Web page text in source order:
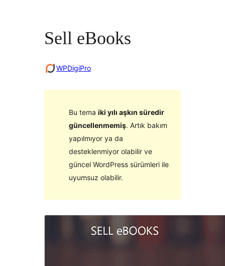
Sell eBooks
WPDigiPro
Bu tema iki yılı aşkın süredir
güncellenmemiş. Artık bakım
yapılmıyor ya da
desteklenmiyor olabilir ve
güncel WordPress sürümleri ile
uyumsuz olabilir.